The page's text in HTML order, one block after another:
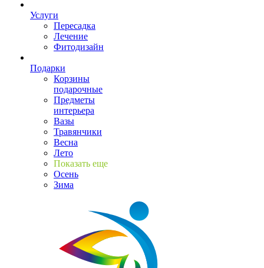
Услуги
Пересадка
Лечение
Фитодизайн
Подарки
Корзины
подарочные
Предметы
интерьера
Вазы
Травянчики
Весна
Лето
Показать еще
Осень
Зима